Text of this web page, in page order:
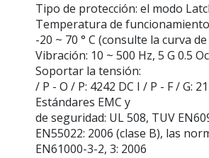
Tipo de protección: el modo
Temperatura de
-20 ~ 70 ° C (consulte la curva
Vibración: 10 ~ 500 Hz, 5 G 0.5
Soportar la tensión:
/ P - O / P: 4242 DC I / P - F / G:
Estándares EMC y
de seguridad: UL 508, TUV
EN55022: 2006 (clase B), las
EN61000-3-2, 3: 2006